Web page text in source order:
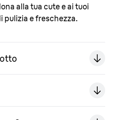
alla tua cute e ai tuoi
pulizia e freschezza.